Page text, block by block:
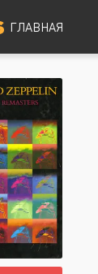
ГЛАВНАЯ
Res
100